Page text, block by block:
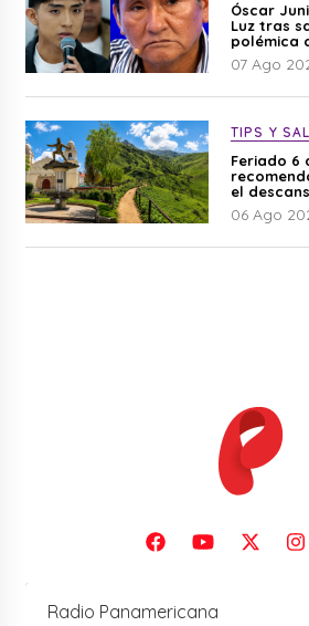
Óscar
Luz tras
polémica
07 Ago
TIPS Y
Feriado 6
el
06 Ago
Radio Panamericana